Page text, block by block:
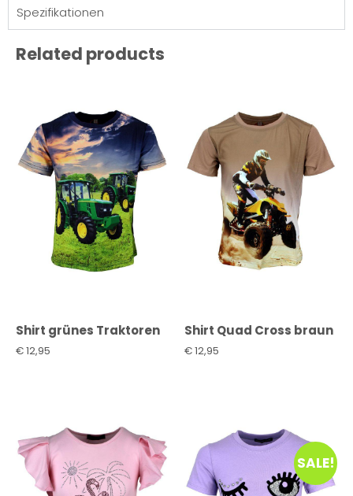
Spezifikationen
Related products
Shirt grünes Traktoren
€12,95
Shirt Quad Cross braun
€12,95
SALE!